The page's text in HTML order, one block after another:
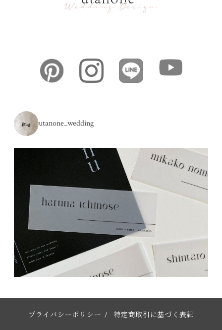
utanone_wedding
プライバシーポリシー / 特定商取引に基づく表記